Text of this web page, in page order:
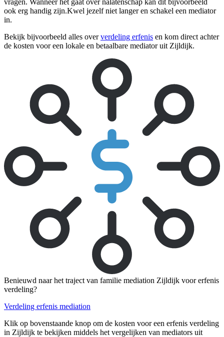
ook erg handig zijn.Kwel jezelf niet langer en schakel een mediator
in.
Bekijk bijvoorbeeld alles oververdeling erfenis en kom direct achter
de kosten voor een lokale en betaalbare mediator uit Zijldijk.
Benieuwd naar het traject van familie mediation Zijldijk voor erfenis
verdeling?
Verdeling erfenis mediation
Klik op bovenstaande knop om de kosten voor een erfenis verdeling
in Zijldijk te bekijken middels het vergelijken van mediators uit